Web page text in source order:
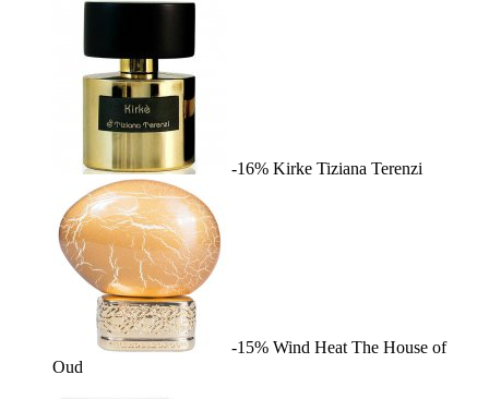
-16% Kirke Tiziana Terenzi
-15% Wind Heat The House of
Oud